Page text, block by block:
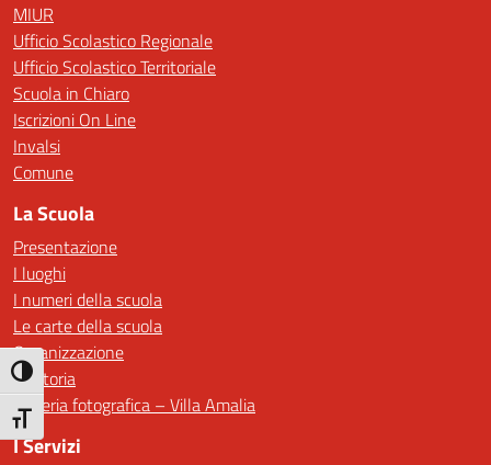
Attiva/disattiva alto contrasto
Attiva/disattiva dimensione testo
MIUR
Ufficio Scolastico Regionale
Ufficio Scolastico Territoriale
Scuola in Chiaro
Iscrizioni On Line
Invalsi
Comune
La Scuola
Presentazione
I luoghi
I numeri della scuola
Le carte della scuola
Organizzazione
La storia
Galleria fotografica – Villa Amalia
I Servizi